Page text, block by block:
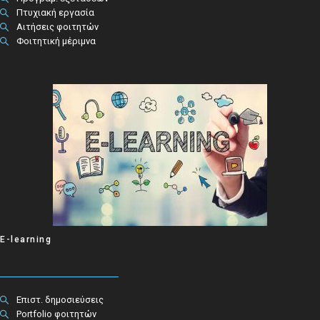
Πτυχιακή εργασία
Αιτήσεις φοιτητών
Φοιτητική μέριμνα
E-learning
Επιστ. δημοσιεύσεις
Portfolio φοιτητών